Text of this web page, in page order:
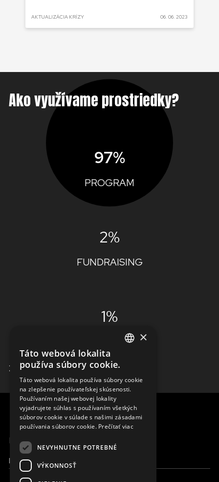
AKTUALIZÁCIA KRÍZY 06. 06. 2023
Ako využívame prostriedky?
97%
PROGRAM
2%
FUNDRAISING
1%
ADMINISTRÁCIA
ZISTIŤ VIAC
MENU
Moja Magna
CZECH
FRENCH
×
Táto webová lokalita
používa súbory cookie.
Táto webová lokalita používa súbory cookie
na zlepšenie používateľskej skúsenosti.
Používaním našej webovej lokality
vyjadrujete súhlas s používaním všetkých
súborov cookie v súlade s našimi zásadami
používania súborov cookie. Prečítať viac
NEVYHNUTNE POTREBNÉ
VÝKONNOSŤ